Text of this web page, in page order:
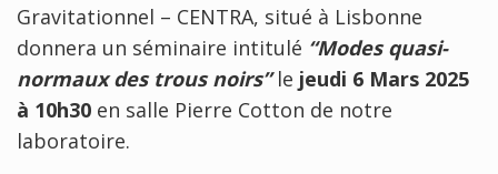
Gravitationnel – CENTRA, situé à Lisbonne
donnera un séminaire intitulé “Modes quasi-
normaux des trous noirs”le jeudi 6 Mars 2025
à 10h30 en salle Pierre Cotton de notre
laboratoire.